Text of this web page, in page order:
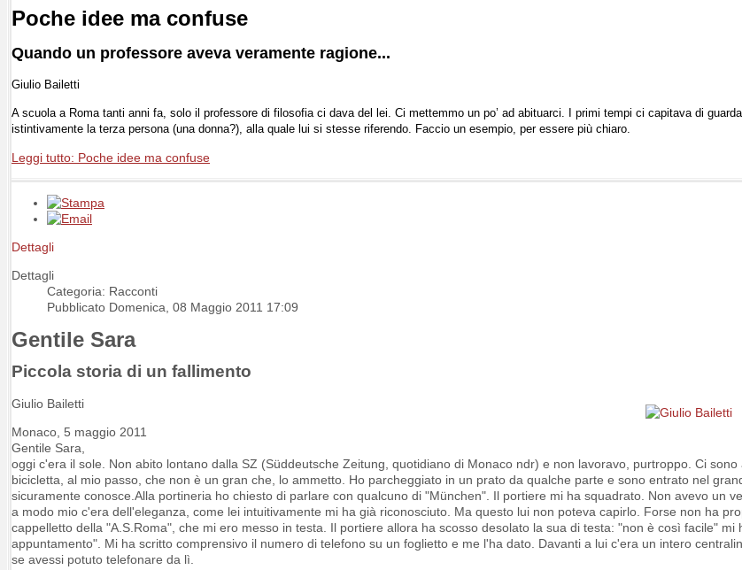
Poche idee ma confuse
Quando un professore aveva veramente ragione...
Giulio Bailetti
A scuola a Roma tanti anni fa, solo il professore di filosofia ci dava del lei. Ci mettemmo un po’ ad abituarci. I primi tempi ci capitava di
istintivamente la terza persona (una donna?), alla quale lui si stesse riferendo. Faccio un esempio, per essere più chiaro.
Leggi tutto: Poche idee ma confuse
Dettagli
Dettagli
Categoria: Racconti
Pubblicato Domenica, 08 Maggio 2011 17:09
Gentile Sara
Piccola storia di un fallimento
Giulio Bailetti
Monaco, 5 maggio 2011
Gentile Sara,
oggi c'era il sole. Non abito lontano dalla SZ (Süddeutsche Zeitung, quotidiano di Monaco ndr) e non lavoravo, purtroppo. Ci sono
bicicletta, al mio passo, che non è un gran che, lo ammetto. Ho parcheggiato in un prato da qualche parte e sono entrato nel
sicuramente conosce.Alla portineria ho chiesto di parlare con qualcuno di "München". Il portiere mi ha squadrato. Non avevo un
a modo mio c'era dell'eleganza, come lei intuitivamente mi ha già riconosciuto. Ma questo lui non poteva capirlo. Forse non ha
cappelletto della "A.S.Roma", che mi ero messo in testa. Il portiere allora ha scosso desolato la sua di testa: "non è così facile" mi
appuntamento". Mi ha scritto comprensivo il numero di telefono su un foglietto e me l'ha dato. Davanti a lui c'era un intero
se avessi potuto telefonare da lì.